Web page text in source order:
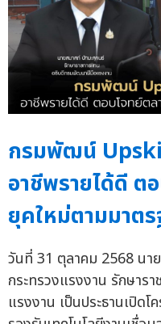
กรมพัฒน์
อาชีพรายได้ดี ต
ยุคใหม่ตามมาต
วันที่ 31 ตุลาคม 2568 นา
กระทรวงแรงงาน รักษา
แรงงาน เป็นประธานเปิด